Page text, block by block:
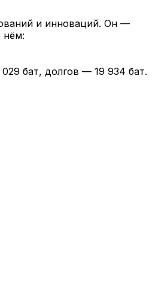
и инноваций. Он —
нём:
бат, долгов — 19 934 бат.